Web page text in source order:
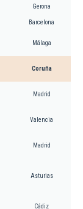
Gerona
Barcelona
Málaga
Coruña
Madrid
Valencia
Madrid
Asturias
Cádiz